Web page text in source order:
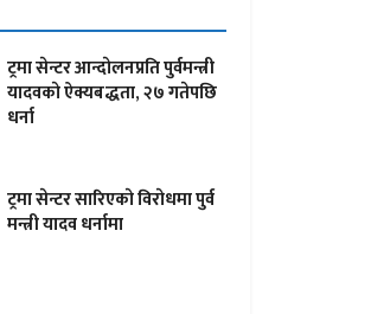
ट्रमा सेन्टर आन्दाेलनप्रति पुर्वमन्त्री
यादवकाे ऐक्यबद्धता, २७ गतेपछि
धर्ना
ट्रमा सेन्टर सारिएकाे विराेधमा पुर्व
मन्त्री यादव धर्नामा